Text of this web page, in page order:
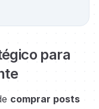
para
comprar posts